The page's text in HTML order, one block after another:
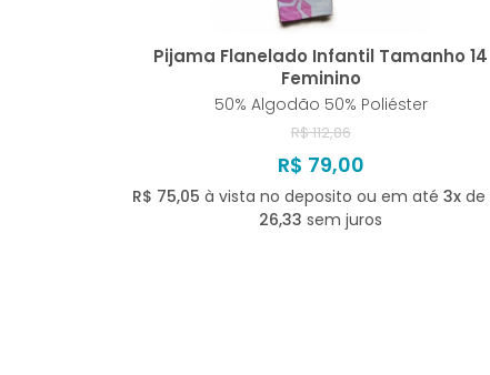
Pijama Flanelado Infantil Tamanho 14
Feminino
50% Algodão 50% Poliéster
R$ 112,86
R$ 79,00
R$ 75,05 à vista no deposito ou em até 3xde
26,33 sem juros